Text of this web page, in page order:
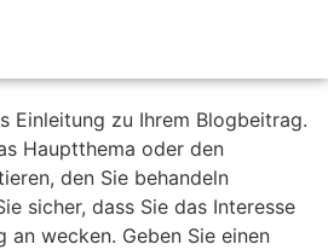
Einleitung zu Ihrem Blogbeitrag.
Hauptthema oder den
den Sie behandeln
sicher, dass Sie das Interesse
an wecken. Geben Sie einen